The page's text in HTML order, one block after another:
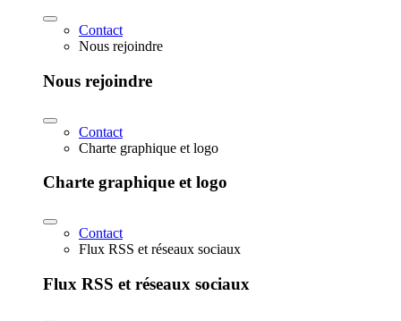
Contact
Nous rejoindre
Nous rejoindre
Contact
Charte graphique et logo
Charte graphique et logo
Contact
Flux RSS et réseaux sociaux
Flux RSS et réseaux sociaux